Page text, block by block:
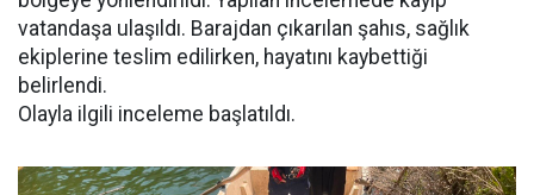
vatandaşa ulaşıldı. Barajdan çıkarılan şahıs, sağlık
ekiplerine teslim edilirken, hayatını kaybettiği
belirlendi.
Olayla ilgili inceleme başlatıldı.